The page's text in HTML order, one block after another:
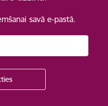
savā e-pastā.